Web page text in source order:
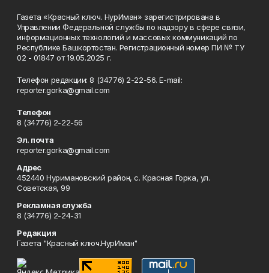
Газета «Красный ключ. НурИман» зарегистрирована в
Управлении Федеральной службы по надзору в сфере связи,
информационных технологий и массовых коммуникаций по
Республике Башкортостан. Регистрационный номер ПИ № ТУ
02 - 01847 от 19.05.2025 г.
Телефон редакции: 8 (34776) 2-22-56. E-mail:
reporter.gorka@gmail.com
Телефон
8 (34776) 2-22-56
Эл. почта
reporter.gorka@gmail.com
Адрес
452440 Нуримановский район, с. Красная Горка, ул.
Советская, 99
Рекламная служба
8 (34776) 2-24-31
Редакция
Газета "Красный ключ.НурИман"